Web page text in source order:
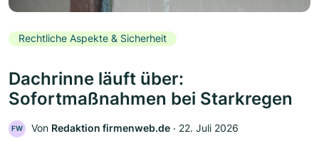
Rechtliche Aspekte & Sicherheit
Dachrinne läuft über:
Sofortmaßnahmen bei Starkregen
FW Von Redaktion firmenweb.de ‧ 22. Juli 2026